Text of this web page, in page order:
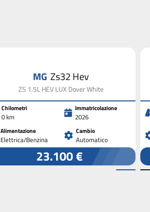
MG Zs32 Hev
ZS 1.5L HEV LUX Dover White
Chilometri
0 km
Immatricolazione
2026
Alimentazione
Elettrica/Benzina
Cambio
Automatico
23.100 €